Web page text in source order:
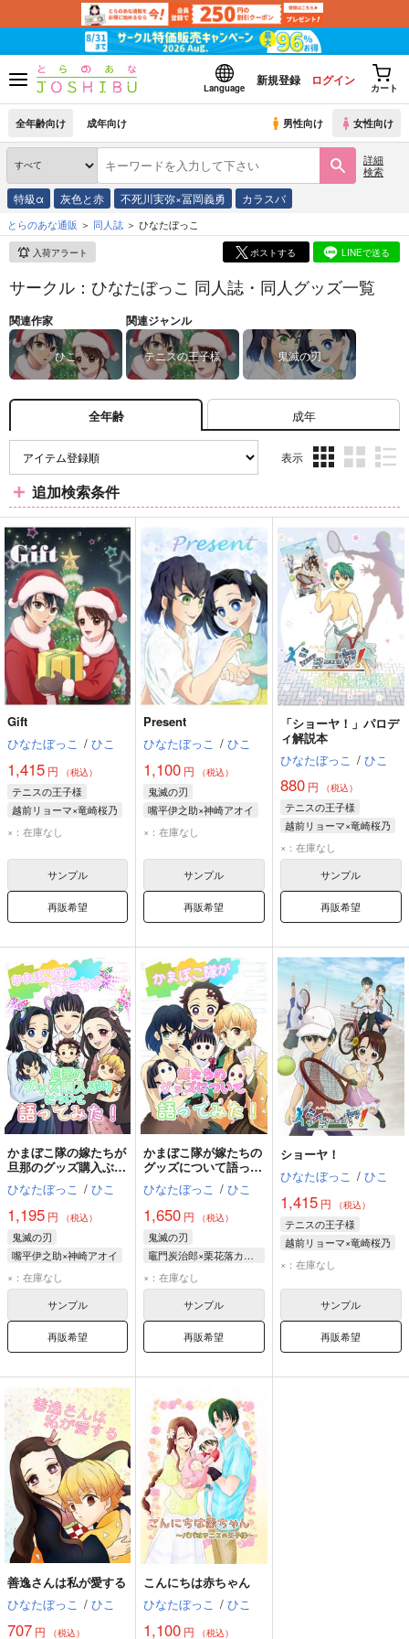
Language
新規登録 ログイン
カート
全年齢向け 成年向け 男性向け 女性向け
詳細
検索
特級α 灰色と赤 不死川実弥×冨岡義勇 カラスバ
とらのあな通販 同人誌 ひなたぼっこ
入荷アラート ポストする LINEで送る
サークル：ひなたぼっこ 同人誌・同人グッズ一覧
関連作家
ひこ
関連ジャンル
テニスの王子様 鬼滅の刃
全年齢 成年
表示
ム
表
示
ム
表
示
ム
表
示
追加検索条件
Gift
ひなたぼっこ / ひこ
1,415 円 （税込）
テニスの王子様
越前リョーマ×竜崎桜乃
越前リョーマ
×：在庫なし
サンプル
再販希望
Present
ひなたぼっこ / ひこ
1,100 円 （税込）
鬼滅の刃
嘴平伊之助×神崎アオイ
嘴平伊之助
×：在庫なし
サンプル
再販希望
「ショーヤ！」パロデ
ィ解説本
ひなたぼっこ / ひこ
880円 （税込）
テニスの王子様
越前リョーマ×竜崎桜乃
越前リョーマ
竜崎桜乃
×：在庫なし
サンプル
再販希望
かまぼこ隊の嫁たちが
旦那のグッズ購入ぶり
について語ってみた！
ひなたぼっこ / ひこ
1,195 円 （税込）
鬼滅の刃
嘴平伊之助×神崎アオイ
竈門禰豆子
栗花落カナヲ
神崎アオイ
×：在庫なし
サンプル
再販希望
かまぼこ隊が嫁たちの
グッズについて語って
みた！
ひなたぼっこ / ひこ
1,650 円 （税込）
鬼滅の刃
竈門炭治郎×栗花落カナヲ
竈門炭治郎
嘴平伊之助
×：在庫なし
サンプル
再販希望
ショーヤ！
ひなたぼっこ / ひこ
1,415円 （税込）
テニスの王子様
越前リョーマ×竜崎桜乃
越前リョーマ
×：在庫なし
サンプル
再販希望
善逸さんは私が愛する
ひなたぼっこ / ひこ
707 円 （税込）
こんにちは赤ちゃん
ひなたぼっこ / ひこ
1,100 円 （税込）